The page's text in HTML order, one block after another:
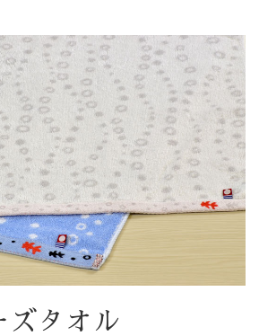
ズタオル